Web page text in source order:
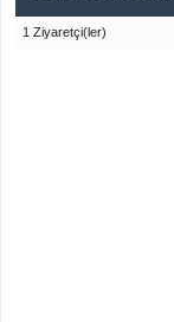
1 Ziyaretçi(ler)